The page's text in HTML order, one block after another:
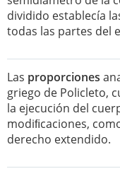
dividido establecía
todas las partes del
Las proporciones
griego de Policleto,
la ejecución del
modiﬁcaciones,
derecho extendido.